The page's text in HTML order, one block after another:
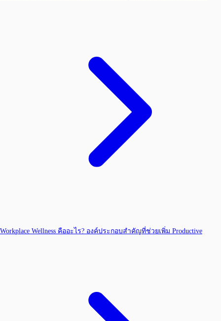
Workplace Wellness คืออะไร? องค์ประกอบสำคัญที่ช่วยเพิ่ม Productive